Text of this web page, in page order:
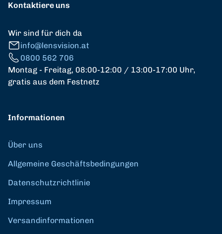
Kontaktiere uns
Wir sind für dich da
info@lensvision.at
0800 562 706
Montag - Freitag, 08:00-12:00 / 13:00-17:00 Uhr,
gratis aus dem Festnetz
Informationen
Über uns
Allgemeine Geschäftsbedingungen
Datenschutzrichtlinie
Impressum
Versandinformationen